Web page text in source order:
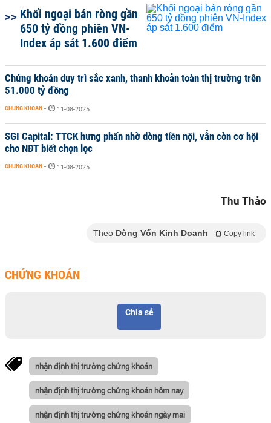
Khối ngoại bán ròng gần
650 tỷ đồng phiên VN-
Index áp sát 1.600 điểm
Chứng khoán duy trì sắc xanh, thanh khoản toàn thị trường trên
51.000 tỷ đồng
CHỨNG KHOÁN - 11-08-2025
SGI Capital: TTCK hưng phấn nhờ dòng tiền nội, vẫn còn cơ hội
cho NĐT biết chọn lọc
CHỨNG KHOÁN - 11-08-2025
Thu Thảo
Theo Dòng Vốn Kinh Doanh Copy link
CHỨNG KHOÁN
Chia sẻ
nhận định thị trường chứng khoán
nhận định thị trường chứng khoán hôm nay
nhận định thị trường chứng khoán ngày mai